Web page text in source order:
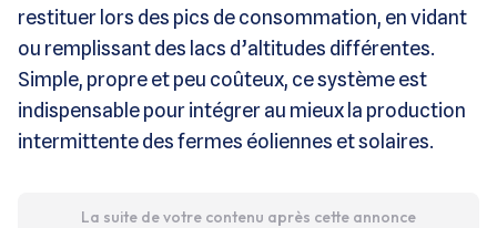
restituer lors des pics de consommation, en vidant
ou remplissant des lacs d’altitudes différentes.
Simple, propre et peu coûteux, ce système est
indispensable pour intégrer au mieux la production
intermittente des fermes éoliennes et solaires.
La suite de votre contenu après cette annonce